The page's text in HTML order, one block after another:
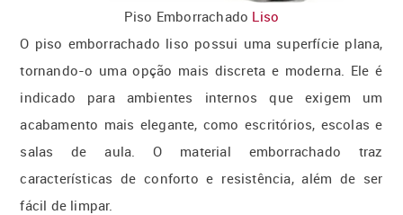
Piso Emborrachado Liso
O piso emborrachado liso possui uma superfície plana,
tornando-o uma opção mais discreta e moderna. Ele é
indicado para ambientes internos que exigem um
acabamento mais elegante, como escritórios, escolas e
salas de aula. O material emborrachado traz
características de conforto e resistência, além de ser
fácil de limpar.